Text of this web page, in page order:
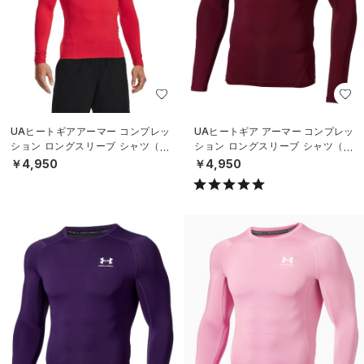
UAヒートギアアーマー コンプレッ
ション ロングスリーブ シャツ（ト
レーニング/MEN）
￥4,950
UAヒートギア アーマー コンプレッ
ション ロングスリーブ シャツ（ト
レーニング/MEN）
￥4,950